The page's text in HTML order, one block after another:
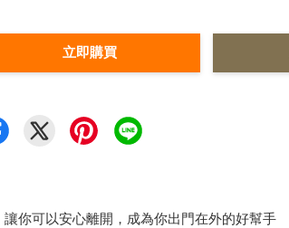
立即購買
你可以安心離開，成為你出門在外的好幫手